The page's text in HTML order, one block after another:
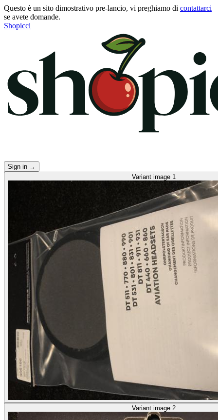
Questo è un sito dimostrativo pre-lancio, vi preghiamo di contattarci
se avete domande.
Shopicci
Sign in →
Variant image 1
Variant image 2